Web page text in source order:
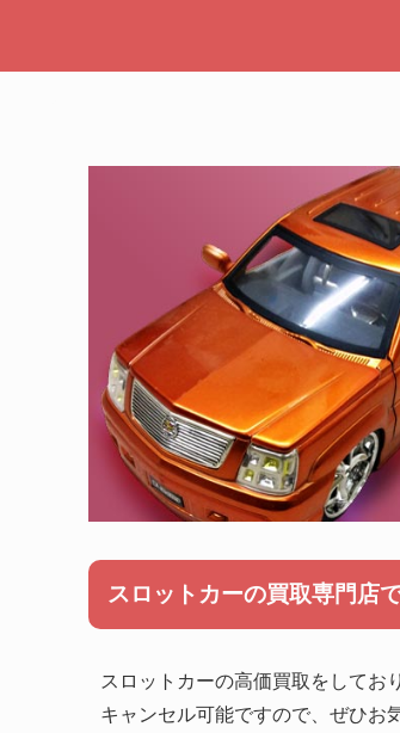
スロットカーの買取専門店
スロットカーの高価買取をしてお
キャンセル可能ですので、ぜひお